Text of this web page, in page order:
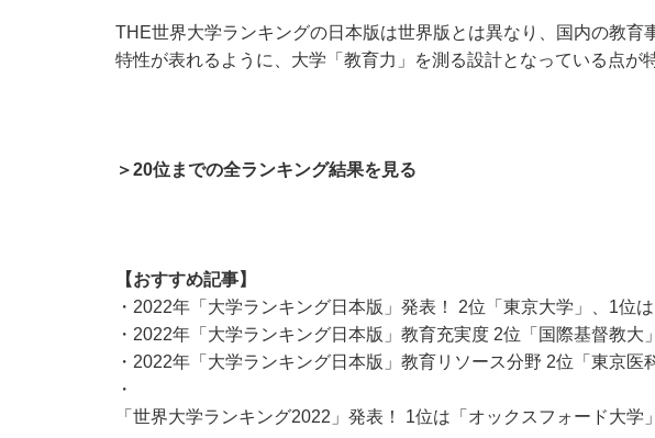
THE世界大学ランキングの日本版は世界版とは異なり、国内の教育
特性が表れるように、大学「教育力」を測る設計となっている点が
＞20位までの全ランキング結果を見る
【おすすめ記事】
・ 2022年「大学ランキング日本版」発表！ 2位「東京大学」、1位は
・ 2022年「大学ランキング日本版」教育充実度 2位「国際基督教大
・ 2022年「大学ランキング日本版」教育リソース分野 2位「東京医
・
「世界大学ランキング2022」発表！ 1位は「オックスフォード大